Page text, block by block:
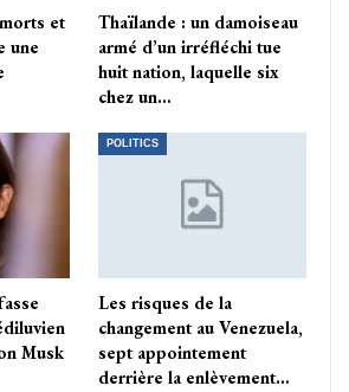
et
une
Thaïlande : un damoiseau
armé d’un irréfléchi tue
huit nation, laquelle six
chez un…
Musk
POLITICS
Les risques de la
changement au Venezuela,
sept appointement
derrière la enlèvement…